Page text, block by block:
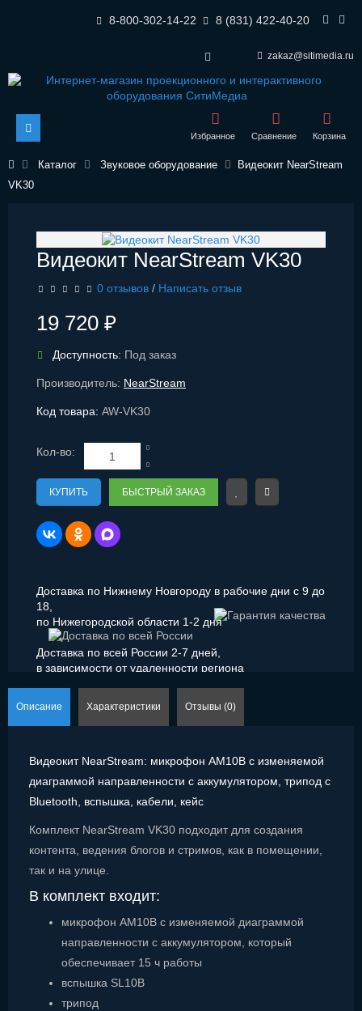
8 (831) 422-40-20
8-800-302-14-22
zakaz@sitimedia.ru
Корзина
Сравнение
Избранное
Каталог Звуковое оборудование
Видеокит NearStream
VK30
Видеокит NearStream VK30
0 отзывов / Написать отзыв
19 720 ₽
Доступность: Под заказ
Производитель: NearStream
Код товара: AW-VK30
Кол-во:
КУПИТЬ БЫСТРЫЙ ЗАКАЗ
Доставка по Нижнему Новгороду в рабочие дни с 9 до
18,
по Нижегородской области 1-2 дня
Доставка по всей России 2-7 дней,
в зависимости от удаленности региона
Описание Характеристики Отзывы (0)
Видеокит NearStream: микрофон AM10B с изменяемой
диаграммой направленности с аккумулятором, трипод с
Bluetooth, вспышка, кабели, кейс
Комплект NearStream VK30 подходит для создания
контента, ведения блогов и стримов, как в помещении,
так и на улице.
В комплект входит:
микрофон AM10B с изменяемой диаграммой
направленности с аккумулятором, который
обеспечивает 15 ч работы
вспышка SL10B
трипод